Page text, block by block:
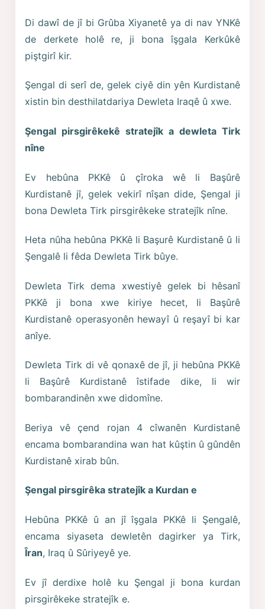
Di dawî de jî bi Grûba Xiyanetê ya di nav YNKê
de derkete holê re, ji bona îşgala Kerkûkê
piştgirî kir.
Şengal di serî de, gelek ciyê din yên Kurdistanê
xistin bin desthilatdariya Dewleta Iraqê û xwe.
Şengal pirsgirêkekê stratejîk a dewleta Tirk
nîne
Ev hebûna PKKê û çîroka wê li Başûrê
Kurdistanê jî, gelek vekirî nîşan dide, Şengal ji
bona Dewleta Tirk pirsgirêkeke stratejîk nîne.
Heta nûha hebûna PKKê li Başurê Kurdistanê û li
Şengalê li fêda Dewleta Tirk bûye.
Dewleta Tirk dema xwestiyê gelek bi hêsanî
PKKê ji bona xwe kiriye hecet, li Başûrê
Kurdistanê operasyonên hewayî û reşayî bi kar
anîye.
Dewleta Tirk di vê qonaxê de jî, ji hebûna PKKê
li Başûrê Kurdistanê îstifade dike, li wir
bombarandinên xwe didomîne.
Beriya vê çend rojan 4 cîwanên Kurdistanê
encama bombarandina wan hat kûştin û gûndên
Kurdistanê xirab bûn.
Şengal pirsgirêka stratejîk a Kurdan e
Hebûna PKKê û an jî îşgala PKKê li Şengalê,
encama siyaseta dewletên dagirker ya Tirk,
Îran, Iraq û Sûriyeyê ye.
Ev jî derdixe holê ku Şengal ji bona kurdan
pirsgirêkeke stratejîk e.